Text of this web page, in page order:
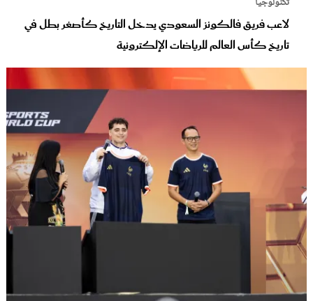
تكنولوجيا
لاعب فريق فالكونز السعودي يدخل التاريخ كأصغر بطل في
تاريخ كأس العالم للرياضات الإلكترونية